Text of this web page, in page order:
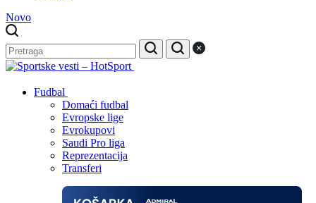
Novo
Fudbal
Domaći fudbal
Evropske lige
Evrokupovi
Saudi Pro liga
Reprezentacija
Transferi